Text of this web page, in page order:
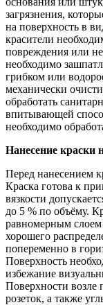
загрязнения,
на поверхность в
красители
повреждения или
необходимо
грибком или
механически
обработать
впитывающей
необходимо
Нанесение краски
Перед нанесением
Краска готова к
вязкости
до 5 % по объёму.
равномерным
хорошего
попеременно в
Поверхность
избежание
Поверхности возле
розеток, а также